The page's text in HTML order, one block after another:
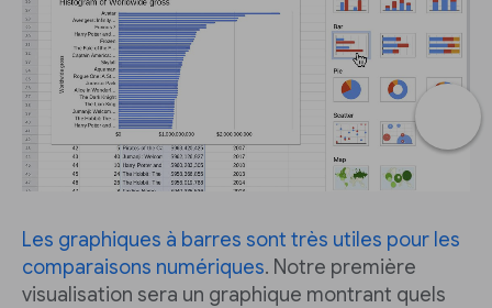
Les graphiques à barres sont très utiles pour les
comparaisons numériques. Notre première
visualisation sera un graphique montrant quels